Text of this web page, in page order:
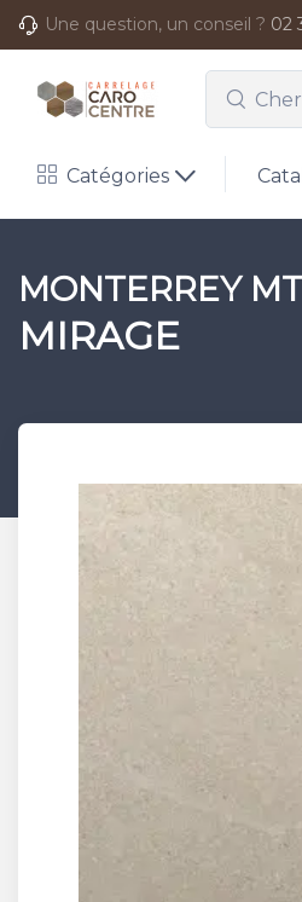
Une question, un conseil ? 02
Catégories
MONTERREY
MIRAGE